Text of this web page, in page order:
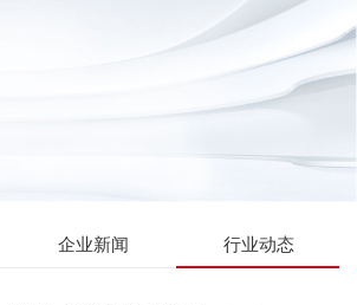
企业新闻 行业动态